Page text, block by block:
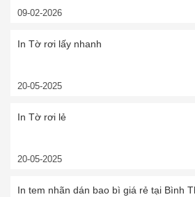
09-02-2026
In Tờ rơi lấy nhanh
20-05-2025
In Tờ rơi lẻ
20-05-2025
In tem nhãn dán bao bì giá rẻ tại Bình